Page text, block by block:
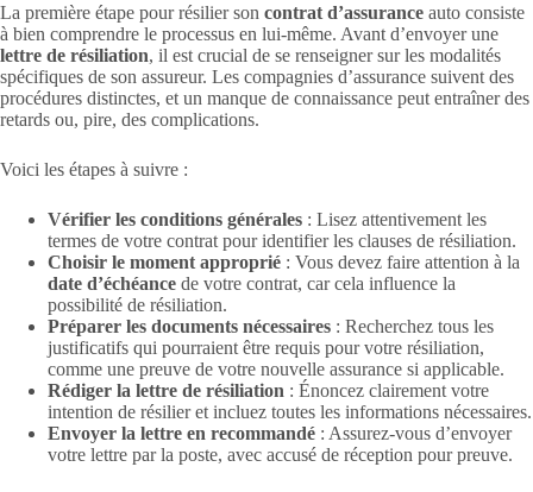
La première étape pour résilier son contrat d’assurance auto consiste
à bien comprendre le processus en lui-même. Avant d’envoyer une
lettre de résiliation, il est crucial de se renseigner sur les modalités
spécifiques de son assureur. Les compagnies d’assurance suivent des
procédures distinctes, et un manque de connaissance peut entraîner des
retards ou, pire, des complications.
Voici les étapes à suivre :
Vérifier les conditions générales : Lisez attentivement les
termes de votre contrat pour identifier les clauses de résiliation.
Choisir le moment approprié : Vous devez faire attention à la
date d’échéance de votre contrat, car cela influence la
possibilité de résiliation.
Préparer les documents nécessaires : Recherchez tous les
justificatifs qui pourraient être requis pour votre résiliation,
comme une preuve de votre nouvelle assurance si applicable.
Rédiger la lettre de résiliation : Énoncez clairement votre
intention de résilier et incluez toutes les informations nécessaires.
Envoyer la lettre en recommandé : Assurez-vous d’envoyer
votre lettre par la poste, avec accusé de réception pour preuve.